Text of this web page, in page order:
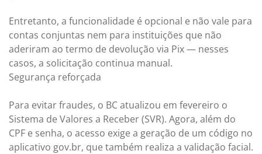
Entretanto, a funcionalidade é opcional e não vale para
contas conjuntas nem para instituições que não
aderiram ao termo de devolução via Pix — nesses
casos, a solicitação continua manual.
Segurança reforçada
Para evitar fraudes, o BC atualizou em fevereiro o
Sistema de Valores a Receber (SVR). Agora, além do
CPF e senha, o acesso exige a geração de um código no
aplicativo gov.br, que também realiza a validação facial.